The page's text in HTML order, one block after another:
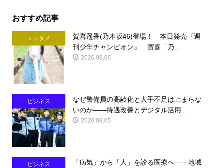
おすすめ記事
エンタメ
賀喜遥香(乃木坂46)登場！ 本日発売『週
刊少年チャンピオン』 賀喜「乃...
2026.08.06
ビジネス
なぜ警備員の高齢化と人手不足は止まらな
いのか――待遇改善とデジタル活用...
2026.08.05
ビジネス
「病気」から「人」を診る医療へ――地域